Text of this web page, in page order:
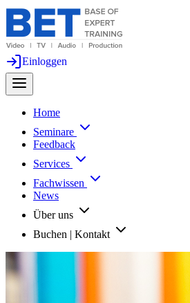
Einloggen
Home
Seminare
Feedback
Services
Fachwissen
News
Über uns
Buchen | Kontakt